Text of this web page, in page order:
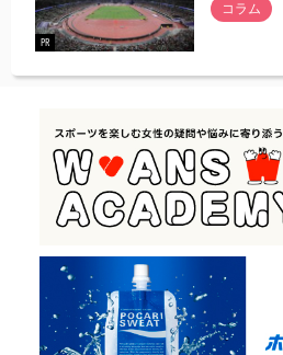
PR
コラム